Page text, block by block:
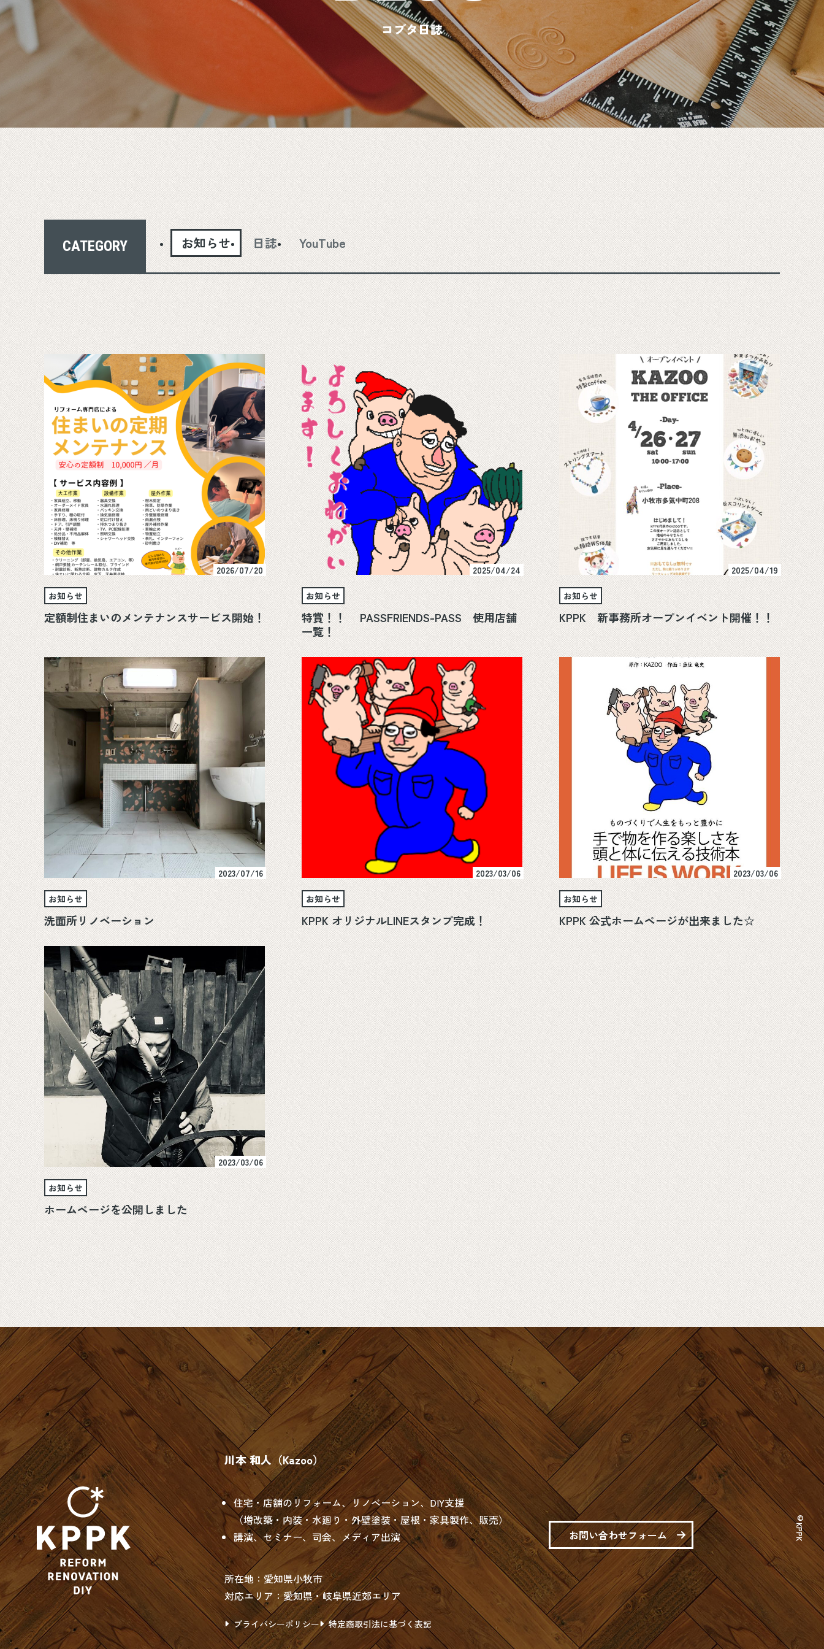
コブタ日誌
CATEGORY お知らせ 日誌 YouTube
2026/07/20
お知らせ
定額制住まいのメンテナンスサービス開始！
2025/04/24
お知らせ
特賞！！ PASSFRIENDS-PASS 使用店舗
一覧！
2025/04/19
お知らせ
KPPK 新事務所オープンイベント開催！！
2023/07/16
お知らせ
洗面所リノベーション
2023/03/06
お知らせ
KPPK オリジナルLINEスタンプ完成！
2023/03/06
お知らせ
KPPK 公式ホームページが出来ました☆
2023/03/06
お知らせ
ホームページを公開しました
川本 和人（Kazoo）
住宅・店舗のリフォーム、リノベーション、DIY支援
（増改築・内装・水廻り・外壁塗装・屋根・家具製作、販売）
講演、セミナー、司会、メディア出演
所在地：愛知県小牧市
対応エリア：愛知県・岐阜県近郊エリア
プライバシーポリシー 特定商取引法に基づく表記
お問い合わせフォーム © KPPK